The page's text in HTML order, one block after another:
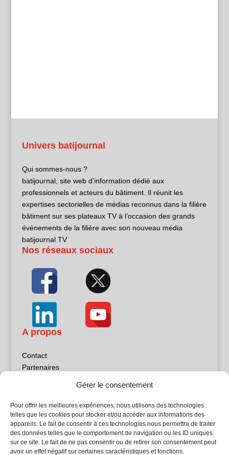
Gérer le consentement
Pour offrir les meilleures expériences, nous utilisons des technologies
telles que les cookies pour stocker et/ou accéder aux informations des
appareils. Le fait de consentir à ces technologies nous permettra de traiter
des données telles que le comportement de navigation ou les ID uniques
sur ce site. Le fait de ne pas consentir ou de retirer son consentement peut
avoir un effet négatif sur certaines caractéristiques et fonctions.
Univers batijournal
Qui sommes-nous ?
batijournal, site web d’information dédié aux
professionnels et acteurs du bâtiment. Il réunit les
expertises sectorielles de médias reconnus dans la filière
bâtiment sur ses plateaux TV à l’occasion des grands
événements de la filière avec son nouveau média
batijournal TV
Nos réseaux sociaux
A propos
Contact
Partenaires
Politique de confidentialité
Sites partenaires
5Façades
Atrium Patrimoine